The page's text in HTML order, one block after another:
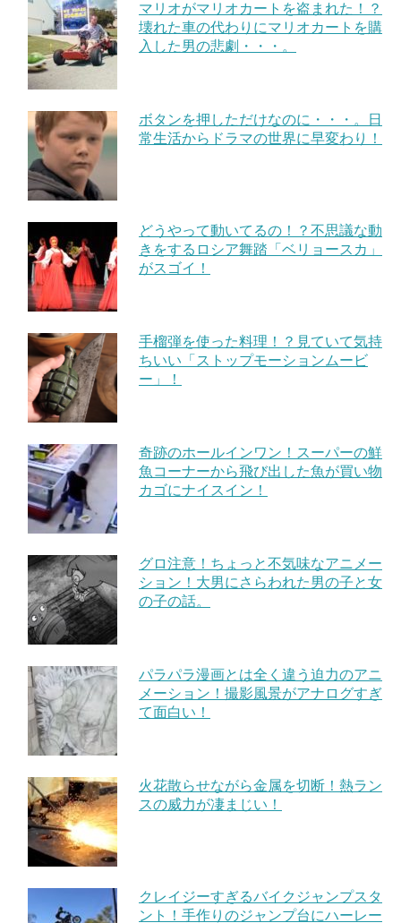
マリオがマリオカートを盗まれた！？
壊れた車の代わりにマリオカートを購
入した男の悲劇・・・。
ボタンを押しただけなのに・・・。日
常生活からドラマの世界に早変わり！
どうやって動いてるの！？不思議な動
きをするロシア舞踏「ベリョースカ」
がスゴイ！
手榴弾を使った料理！？見ていて気持
ちいい「ストップモーションムービ
ー」！
奇跡のホールインワン！スーパーの鮮
魚コーナーから飛び出した魚が買い物
カゴにナイスイン！
グロ注意！ちょっと不気味なアニメー
ション！大男にさらわれた男の子と女
の子の話。
パラパラ漫画とは全く違う迫力のアニ
メーション！撮影風景がアナログすぎ
て面白い！
火花散らせながら金属を切断！熱ラン
スの威力が凄まじい！
クレイジーすぎるバイクジャンプスタ
ント！手作りのジャンプ台にハーレー